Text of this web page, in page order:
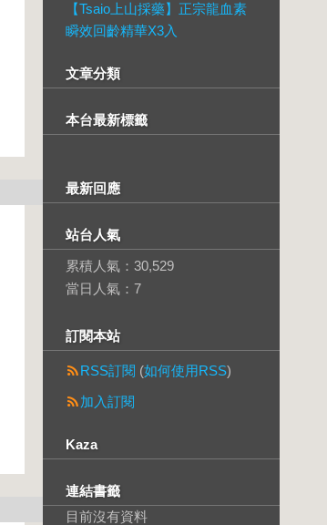
【Tsaio上山採藥】正宗龍血素
瞬效回齡精華X3入
文章分類
本台最新標籤
最新回應
站台人氣
累積人氣： 30,529
當日人氣： 7
訂閱本站
RSS訂閱 (如何使用RSS)
加入訂閱
Kaza
連結書籤
目前沒有資料